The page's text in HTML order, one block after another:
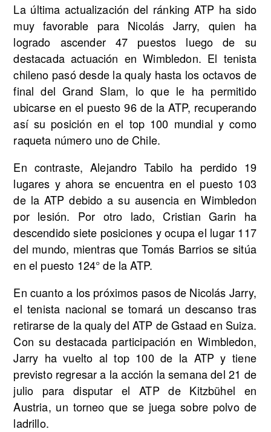
La última actualización del ránking ATP ha sido
muy favorable para Nicolás Jarry, quien ha
logrado ascender 47 puestos luego de su
destacada actuación en Wimbledon. El tenista
chileno pasó desde la qualy hasta los octavos de
final del Grand Slam, lo que le ha permitido
ubicarse en el puesto 96 de la ATP, recuperando
así su posición en el top 100 mundial y como
raqueta número uno de Chile.
En contraste, Alejandro Tabilo ha perdido 19
lugares y ahora se encuentra en el puesto 103
de la ATP debido a su ausencia en Wimbledon
por lesión. Por otro lado, Cristian Garin ha
descendido siete posiciones y ocupa el lugar 117
del mundo, mientras que Tomás Barrios se sitúa
en el puesto 124° de la ATP.
En cuanto a los próximos pasos de Nicolás Jarry,
el tenista nacional se tomará un descanso tras
retirarse de la qualy del ATP de Gstaad en Suiza.
Con su destacada participación en Wimbledon,
Jarry ha vuelto al top 100 de la ATP y tiene
previsto regresar a la acción la semana del 21 de
julio para disputar el ATP de Kitzbühel en
Austria, un torneo que se juega sobre polvo de
ladrillo.